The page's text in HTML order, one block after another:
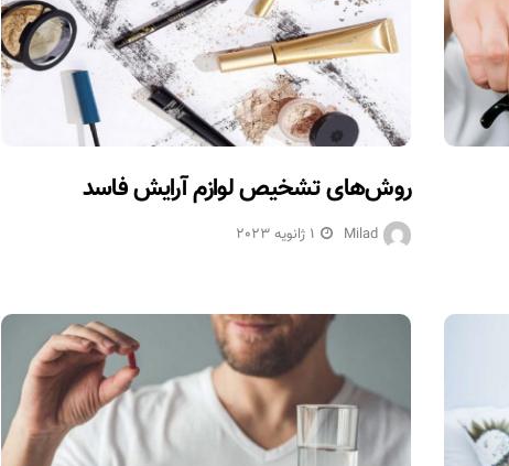
روش‌های تشخیص لوازم آرایش فاسد
Milad 1 ژانویه 2023